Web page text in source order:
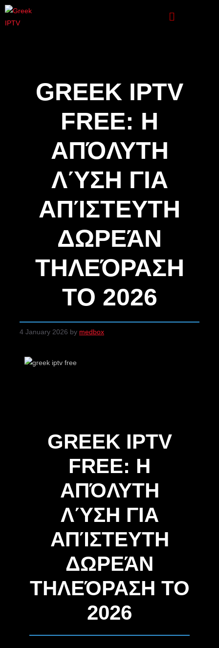
GREEK IPTV
FREE: Η
ΑΠΌΛΥΤΗ
ΛΎΣΗ ΓΙΑ
ΑΠΊΣΤΕΥΤΗ
ΔΩΡΕΆΝ
ΤΗΛΕΌΡΑΣΗ
ΤΟ 2026
4 January 2026 by medbox
GREEK IPTV
FREE: Η
ΑΠΌΛΥΤΗ
ΛΎΣΗ ΓΙΑ
ΑΠΊΣΤΕΥΤΗ
ΔΩΡΕΆΝ
ΤΗΛΕΌΡΑΣΗ ΤΟ
2026